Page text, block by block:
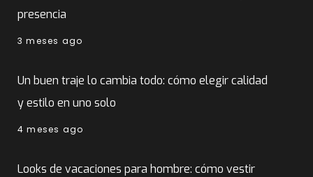
presencia
3 meses ago
Un buen traje lo cambia todo: cómo elegir calidad
y estilo en uno solo
4 meses ago
Looks de vacaciones para hombre: cómo vestir